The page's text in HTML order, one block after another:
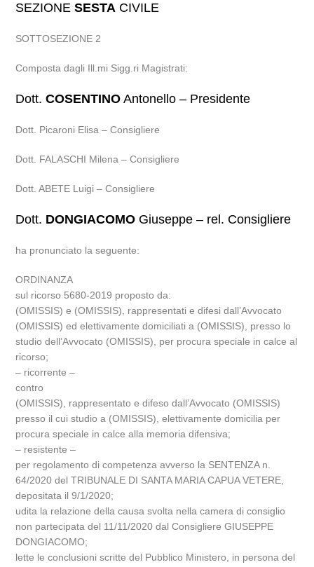
SEZIONESESTA CIVILE
SOTTOSEZIONE 2
Composta dagli Ill.mi Sigg.ri Magistrati:
Dott.COSENTINO Antonello – Presidente
Dott. Picaroni Elisa – Consigliere
Dott. FALASCHI Milena – Consigliere
Dott. ABETE Luigi – Consigliere
Dott. DONGIACOMO Giuseppe – rel. Consigliere
ha pronunciato la seguente:
ORDINANZA
sul ricorso 5680-2019 proposto da:
(OMISSIS) e (OMISSIS), rappresentati e difesi dall’Avvocato
(OMISSIS) ed elettivamente domiciliati a (OMISSIS), presso lo
studio dell’Avvocato (OMISSIS), per procura speciale in calce al
ricorso;
– ricorrente –
contro
(OMISSIS), rappresentato e difeso dall’Avvocato (OMISSIS)
presso il cui studio a (OMISSIS), elettivamente domicilia per
procura speciale in calce alla memoria difensiva;
– resistente –
per regolamento di competenza avverso la SENTENZA n.
64/2020 del TRIBUNALE DI SANTA MARIA CAPUA VETERE,
depositata il 9/1/2020;
udita la relazione della causa svolta nella camera di consiglio
non partecipata del 11/11/2020 dal Consigliere GIUSEPPE
DONGIACOMO;
lette le conclusioni scritte del Pubblico Ministero, in persona del